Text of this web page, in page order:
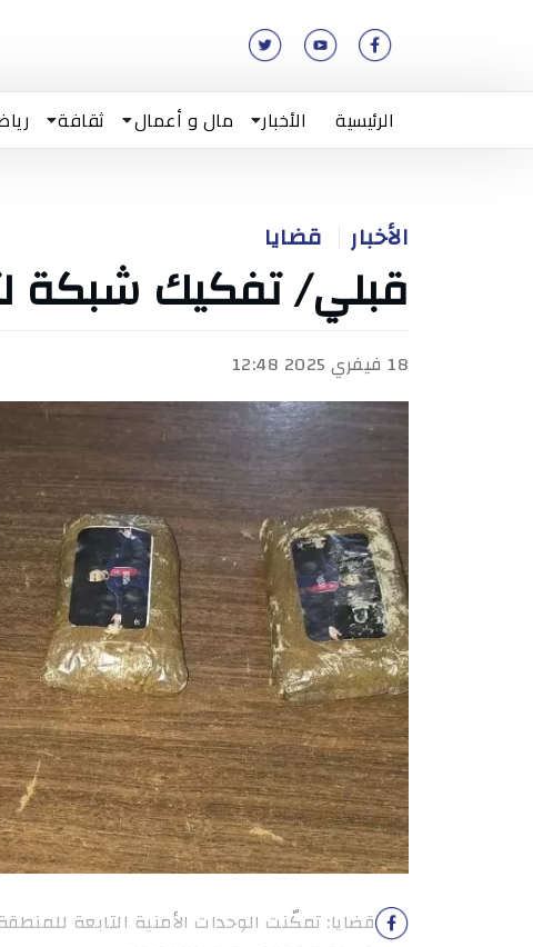
الرئيسية الأخبار مال و أعمال ثقافة
الأخبار قضايا
قبلي/ تفكيك شبكة
18 فيفري 2025 12:48
قضايا: تمكّنت الوحدات الأمنية التابعة